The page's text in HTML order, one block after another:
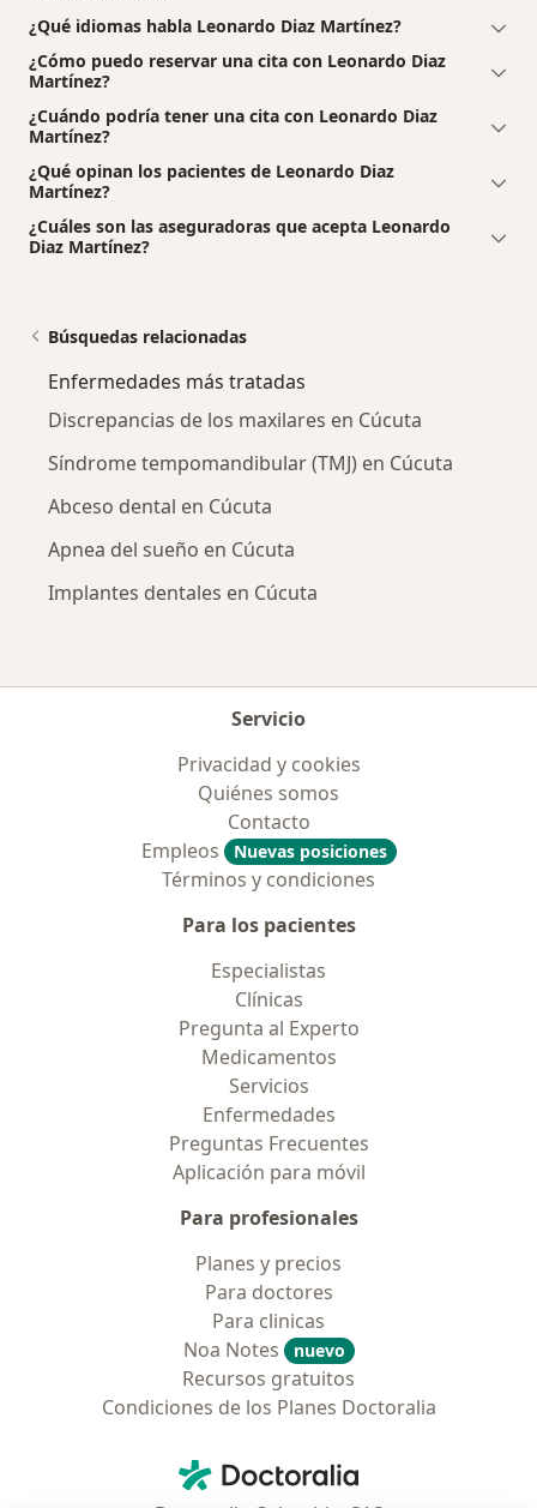
¿Qué idiomas habla Leonardo Diaz Martínez?
¿Cómo puedo reservar una cita con Leonardo Diaz
Martínez?
¿Cuándo podría tener una cita con Leonardo Diaz
Martínez?
¿Qué opinan los pacientes de Leonardo Diaz
Martínez?
¿Cuáles son las aseguradoras que acepta Leonardo
Diaz Martínez?
Búsquedas relacionadas
Enfermedades más tratadas
Discrepancias de los maxilares en Cúcuta
Síndrome tempomandibular (TMJ) en Cúcuta
Abceso dental en Cúcuta
Apnea del sueño en Cúcuta
Implantes dentales en Cúcuta
Servicio
Privacidad y cookies
Quiénes somos
Contacto
Empleos
Nuevas posiciones
Términos y condiciones
Para los pacientes
Especialistas
Clínicas
Pregunta al Experto
Medicamentos
Servicios
Enfermedades
Preguntas Frecuentes
Aplicación para móvil
Para profesionales
Planes y precios
Para doctores
Para clinicas
Noa Notes
nuevo
Recursos gratuitos
Condiciones de los Planes Doctoralia
Doctoralia - Página de inicio